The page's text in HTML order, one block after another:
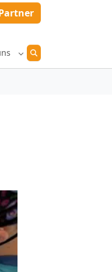
"Aktuelles"
Submenu for "Über